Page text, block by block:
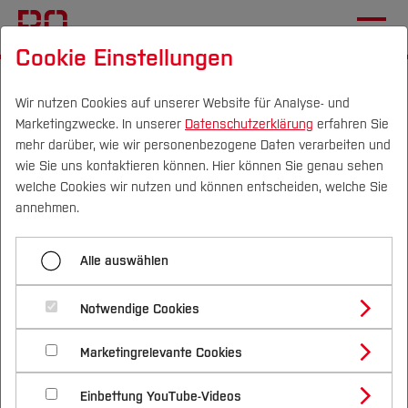
Campus Personen DE|EN Quicklinks
Studium
Studienangebote
Bachelorstudiengänge
Masterstudiengänge
Vor dem Studium
Bewerben & Einschreiben
Bewerbungsportal
Im Studium
Studienbüros und Prüfungen
Nach dem Studium
Forschung & Transfer
Profil
Forschungs- und Transferprofil
Schwerpunkte (FuT)
Beratung & Förderung
Nachhaltigkeit
Nachhaltigkeit studieren
International
Stammtisch für Frauen in
der Technik
17.06.2026, 16:00 Uhr
Termin speichern (.ics)
Ort: Zentralcampus
Bochum
Cookie Einstellungen
Wir nutzen Cookies auf unserer Website für Analyse- und
Marketingzwecke. In unserer Datenschutzerklärung erfahren Sie
mehr darüber, wie wir personenbezogene Daten verarbeiten und
wie Sie uns kontaktieren können. Hier können Sie genau sehen
welche Cookies wir nutzen und können entscheiden, welche Sie
annehmen.
Alle auswählen
Notwendige Cookies
Marketingrelevante Cookies
Einbettung YouTube-Videos